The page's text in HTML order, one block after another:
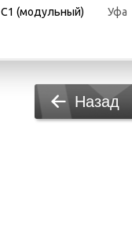
С1 (модульный) Уфа
Назад